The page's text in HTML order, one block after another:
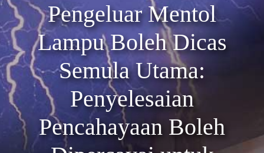
Pengeluar Mentol
Lampu Boleh Dicas
Semula Utama:
Penyelesaian
Pencahayaan Boleh